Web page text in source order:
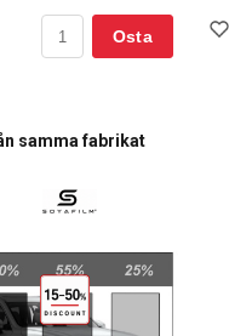
Osta
samma fabrikat